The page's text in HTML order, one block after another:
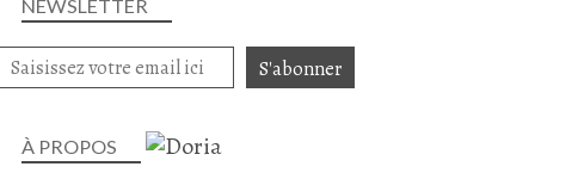
NEWSLETTER
À PROPOS